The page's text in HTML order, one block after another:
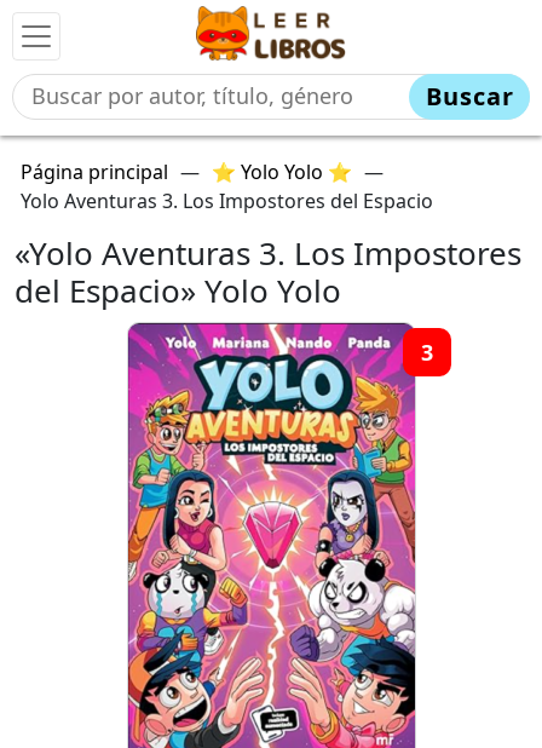
Buscar
Página principal — ⭐ Yolo Yolo ⭐ —
Yolo Aventuras 3. Los Impostores del Espacio
«Yolo Aventuras 3. Los Impostores
del Espacio» Yolo Yolo
3